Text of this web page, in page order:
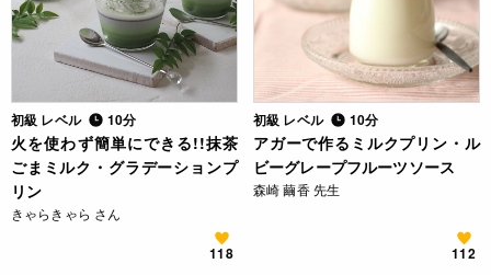
初級 レベル 10分
火を使わず簡単にできる!!抹茶
ごまミルク・グラデーションプ
リン
きゃらきゃら さん
118
初級 レベル 10分
アガーで作るミルクプリン・ル
ビーグレープフルーツソース
森崎 繭香 先生
112